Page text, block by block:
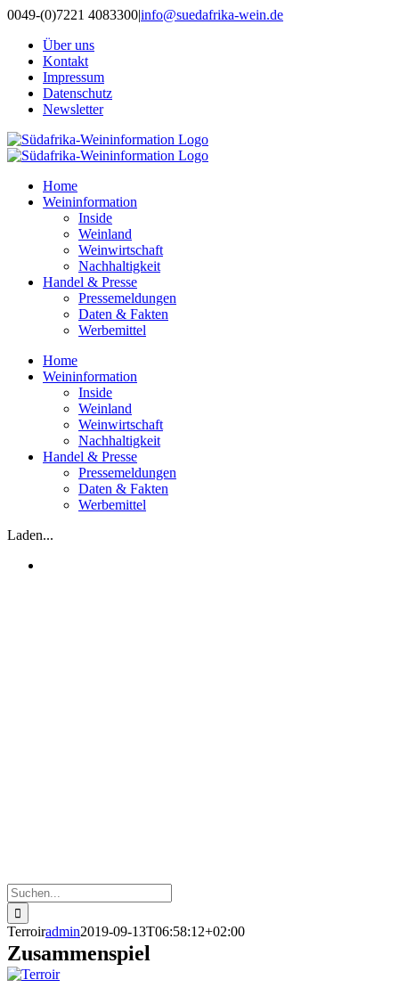
Zum
springen
0049-(0)7221 4083300|info@suedafrika-wein.de
Über uns
Kontakt
Impressum
Datenschutz
Newsletter
Home
Weininformation
Inside
Weinland
Weinwirtschaft
Nachhaltigkeit
Handel & Presse
Pressemeldungen
Daten & Fakten
Werbemittel
Home
Weininformation
Inside
Weinland
Weinwirtschaft
Nachhaltigkeit
Handel & Presse
Pressemeldungen
Daten & Fakten
Werbemittel
Laden...
Suche
nach:
Terroiradmin2019-09-13T06:58:12+02:00
Zusammenspiel